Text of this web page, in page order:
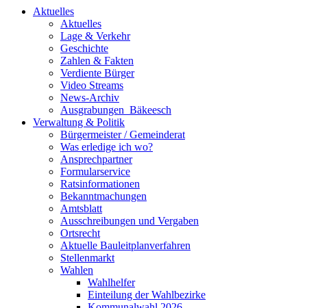
Aktuelles
Aktuelles
Lage & Verkehr
Geschichte
Zahlen & Fakten
Verdiente Bürger
Video Streams
News-Archiv
Ausgrabungen_Bäkeesch
Verwaltung & Politik
Bürgermeister / Gemeinderat
Was erledige ich wo?
Ansprechpartner
Formularservice
Ratsinformationen
Bekanntmachungen
Amtsblatt
Ausschreibungen und Vergaben
Ortsrecht
Aktuelle Bauleitplanverfahren
Stellenmarkt
Wahlen
Wahlhelfer
Einteilung der Wahlbezirke